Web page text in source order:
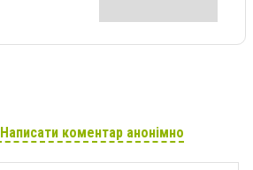
Написати коментар анонімно